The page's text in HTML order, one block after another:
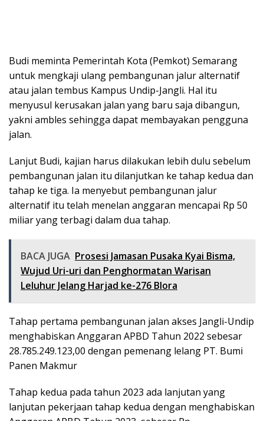
Budi meminta Pemerintah Kota (Pemkot) Semarang
untuk mengkaji ulang pembangunan jalur alternatif
atau jalan tembus Kampus Undip-Jangli. Hal itu
menyusul kerusakan jalan yang baru saja dibangun,
yakni ambles sehingga dapat membayakan pengguna
jalan.
Lanjut Budi, kajian harus dilakukan lebih dulu sebelum
pembangunan jalan itu dilanjutkan ke tahap kedua dan
tahap ke tiga. Ia menyebut pembangunan jalur
alternatif itu telah menelan anggaran mencapai Rp 50
miliar yang terbagi dalam dua tahap.
BACA JUGA Prosesi Jamasan Pusaka Kyai Bisma,
Wujud Uri-uri dan Penghormatan Warisan
Leluhur Jelang Harjad ke-276 Blora
Tahap pertama pembangunan jalan akses Jangli-Undip
menghabiskan Anggaran APBD Tahun 2022 sebesar
28.785.249.123,00 dengan pemenang lelang PT. Bumi
Panen Makmur
Tahap kedua pada tahun 2023 ada lanjutan yang
lanjutan pekerjaan tahap kedua dengan menghabiskan